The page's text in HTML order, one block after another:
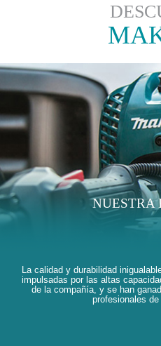
NUESTRA
La calidad y durabilidad
impulsadas por las altas
de la compañía, y se han
profesionales de